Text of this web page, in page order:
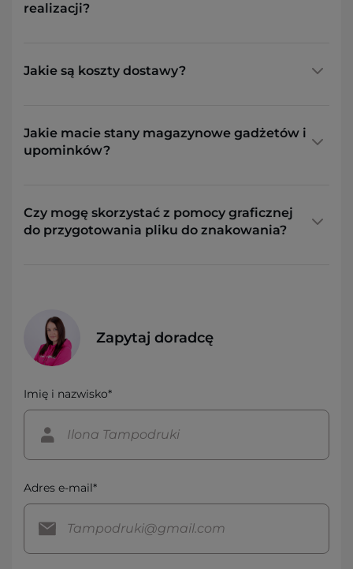
realizacji?
Jakie są koszty dostawy?
Jakie macie stany magazynowe gadżetów i
upominków?
Czy mogę skorzystać z pomocy graficznej
do przygotowania pliku do znakowania?
Zapytaj doradcę
Imię i nazwisko*
Adres e-mail*